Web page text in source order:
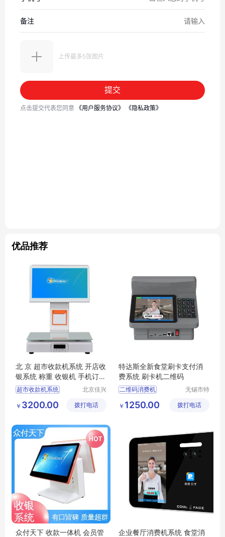
优品推荐
北 京 超市收款机系统 开店收
银系统 称重 收银机 手机订货
系统 支付
超市收款机系统
手机订货系统 支付
北京佳兴
有限公司
￥ 3200.00 拨打电话
特达斯全新食堂刷卡支付消
费系统 刷卡机二维码
二维码消费机
食堂刷卡机 售饭机
无锡市特
科技有限
￥ 1250.00 拨打电话
众付天下 收款一体机 会员管
企业餐厅消费机系统 食堂消